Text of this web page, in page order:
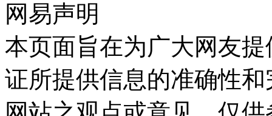
网易声明
本页面旨在为广大网友
证所提供信息的准确性